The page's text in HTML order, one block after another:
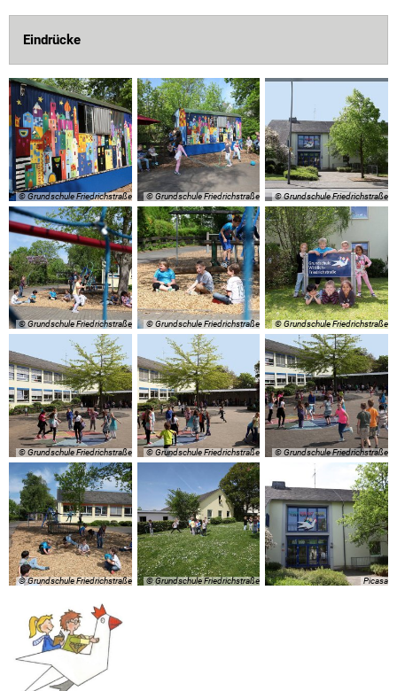
Eindrücke
© Grundschule Friedrichstraße © Grundschule Friedrichstraße © Grundschule Friedrichstraße
© Grundschule Friedrichstraße © Grundschule Friedrichstraße © Grundschule Friedrichstraße
© Grundschule Friedrichstraße © Grundschule Friedrichstraße © Grundschule Friedrichstraße
© Grundschule Friedrichstraße © Grundschule Friedrichstraße Picasa